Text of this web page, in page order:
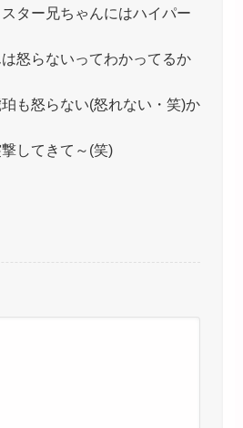
ター兄ちゃんにはハイパー
怒らないってわかってるか
も怒らない(怒れない・笑)か
してきて～(笑)